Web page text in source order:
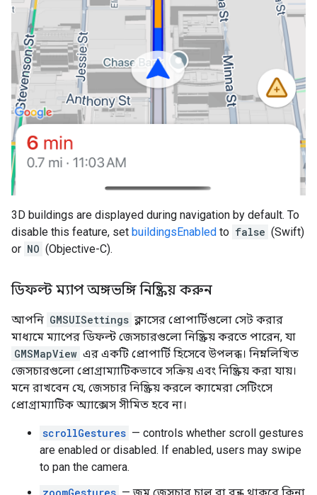
3D buildings are displayed during navigation by default. To
disable this feature, set buildingsEnabled to false (Swift)
or NO (Objective-C).
ডিফল্ট ম্যাপ অঙ্গভঙ্গি নিষ্ক্রিয় করুন
আপনি GMSUISettings ক্লাসের প্রোপার্টিগুলো সেট করার
মাধ্যমে ম্যাপের ডিফল্ট জেসচারগুলো নিষ্ক্রিয় করতে পারেন, যা
GMSMapView এর একটি প্রোপার্টি হিসেবে উপলব্ধ। নিম্নলিখিত
জেসচারগুলো প্রোগ্রাম্যাটিকভাবে সক্রিয় এবং নিষ্ক্রিয় করা যায়।
মনে রাখবেন যে, জেসচার নিষ্ক্রিয় করলে ক্যামেরা সেটিংসে
প্রোগ্রাম্যাটিক অ্যাক্সেস সীমিত হবে না।
scrollGestures — controls whether scroll gestures
are enabled or disabled. If enabled, users may swipe
to pan the camera.